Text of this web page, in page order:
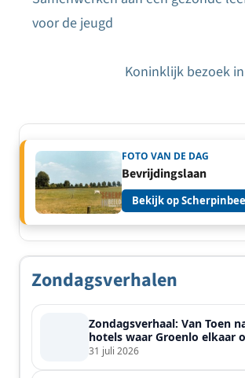
Bericht
voor de jeugd
Koninklijk bezoek
FOTO VAN DE DAG
Bevrijdingslaan
Bekijk op
Zondagsverhalen
Zondagsverhaal: Van Toen
hotels waar Groenlo elkaar
31 juli 2026